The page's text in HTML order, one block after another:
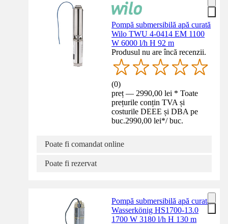
Pompă submersibilă apă curată
Wilo TWU 4-0414 EM 1100
W 6000 l/h H 92 m
Produsul nu are încă recenzii.
(0)
preț — 2990,00 lei * Toate
prețurile conțin TVA și
costurile DEEE și DBA pe
buc.2990,00 lei*/ buc.
Poate fi comandat online
Poate fi rezervat
Pompă submersibilă apă curată
Wasserkönig HS1700-13.0
1700 W 3180 l/h H 130 m